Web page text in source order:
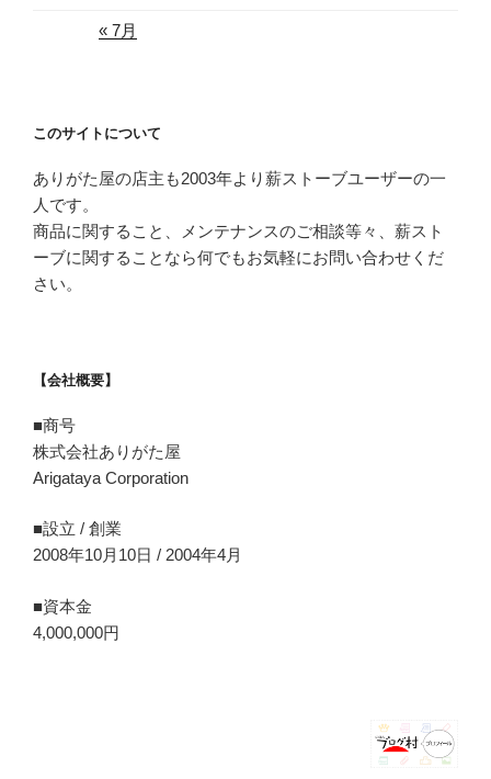
« 7月
このサイトについて
ありがた屋の店主も2003年より薪ストーブユーザーの一
人です。
商品に関すること、メンテナンスのご相談等々、薪スト
ーブに関することなら何でもお気軽にお問い合わせくだ
さい。
【会社概要】
■商号
株式会社ありがた屋
Arigataya Corporation
■設立 / 創業
2008年10月10日 / 2004年4月
■資本金
4,000,000円